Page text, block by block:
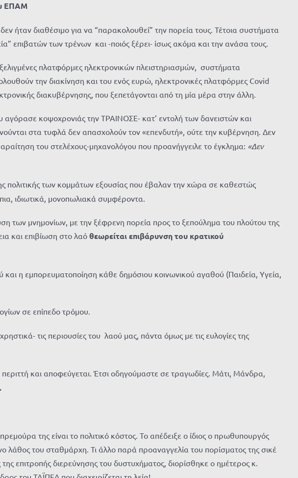
ΕΠΑΜ
ήταν διαθέσιμo για να “παρακολουθεί” την πορεία τους. Τέτοια συστήματα
επιβατών των τρένων και -ποιός ξέρει- ίσως ακόμα και την ανάσα τους.
πλατφόρμες ηλεκτρονικών πλειστηριασμών, συστήματα
την διακίνηση και του ενός ευρώ, ηλεκτρονικές πλατφόρμες Covid
διακυβέρνησης, που ξεπετάγονται από τη μία μέρα στην άλλη.
αγόρασε κοψοχρονιάς την ΤΡΑΙΝΟΣΕ- κατ’ εντολή των δανειστών και
στα τυφλά δεν απασχολούν τον «επενδυτή», ούτε την κυβέρνηση. Δεν
του στελέχους-μηχανολόγου που προανήγγειλε το έγκλημα: «Δεν
πολιτικής των κομμάτων εξουσίας που έβαλαν την χώρα σε καθεστώς
ιδιωτικά, μονοπωλιακά συμφέροντα.
των μνημονίων, με την ξέφρενη πορεία προς το ξεπούλημα του πλούτου της
και επιβίωση στο λαό θεωρείται επιβάρυνση του κρατικού
η εμπορευματοποίηση κάθε δημόσιου κοινωνικού αγαθού (Παιδεία, Υγεία,
σε επίπεδο τρόμου.
τις περιουσίες του λαού μας, πάντα όμως με τις ευλογίες της
περιττή και αποφεύγεται. Έτσι οδηγούμαστε σε τραγωδίες. Μάτι, Μάνδρα,
της είναι το πολιτικό κόστος. Το απέδειξε ο ίδιος ο πρωθυπουργός
του σταθμάρχη. Τι άλλο παρά προαναγγελία του πορίσματος της σικέ
επιτροπής διερεύνησης του δυστυχήματος, διορίσθηκε ο ημέτερος κ.